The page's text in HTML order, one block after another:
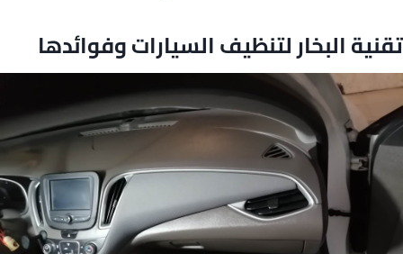
تقنية البخار لتنظيف السيارات وفوائدها